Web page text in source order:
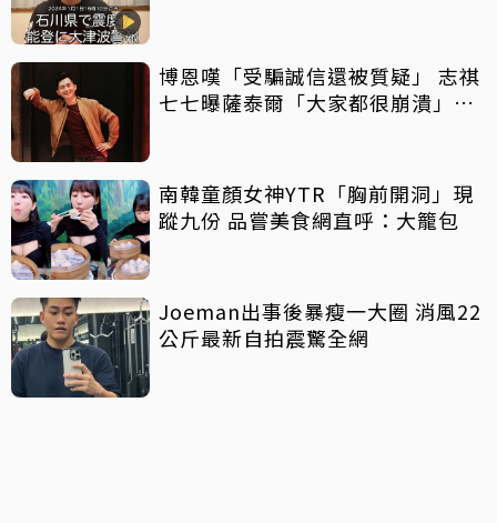
博恩嘆「受騙誠信還被質疑」 志祺
七七曝薩泰爾「大家都很崩潰」：
南韓童顏女神YTR「胸前開洞」現
蹤九份 品嘗美食網直呼：大籠包
Joeman出事後暴瘦一大圈 消風22
公斤最新自拍震驚全網